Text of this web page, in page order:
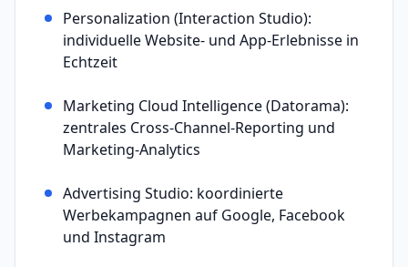
Personalization (Interaction Studio):
individuelle Website- und App-Erlebnisse in
Echtzeit
Marketing Cloud Intelligence (Datorama):
zentrales Cross-Channel-Reporting und
Marketing-Analytics
Advertising Studio: koordinierte
Werbekampagnen auf Google, Facebook
und Instagram